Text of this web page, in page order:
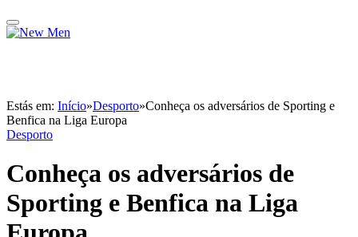
Estás em: Início»Desporto»Conheça os adversários de Sporting e
Benfica na Liga Europa
Desporto
Conheça os adversários de
Sporting e Benfica na Liga